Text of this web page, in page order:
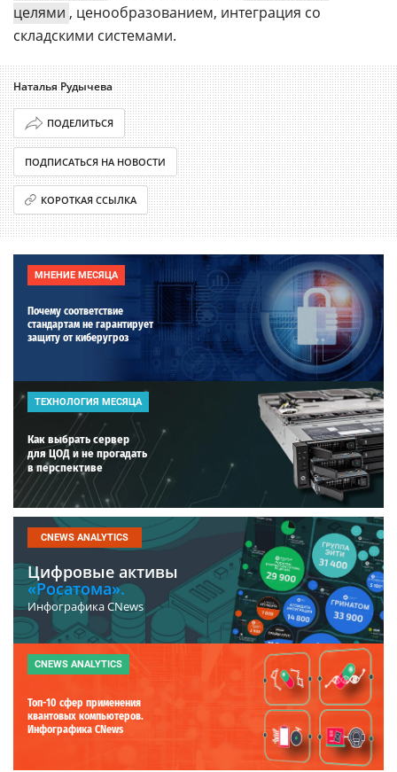
целями , ценообразованием, интеграция со
складскими системами.
Наталья Рудычева
ПОДЕЛИТЬСЯ
ПОДПИСАТЬСЯ НА НОВОСТИ
КОРОТКАЯ ССЫЛКА
МНЕНИЕ МЕСЯЦА
Почему соответствие
стандартам не гарантирует
защиту от киберугроз
ТЕХНОЛОГИЯ МЕСЯЦА
Как выбрать сервер
для ЦОД и не прогадать
в перспективе
CNEWS ANALYTICS
Цифровые активы
«Росатома».
Инфографика CNews
CNEWS ANALYTICS
Топ-10 сфер применения
квантовых компьютеров.
Инфографика CNews